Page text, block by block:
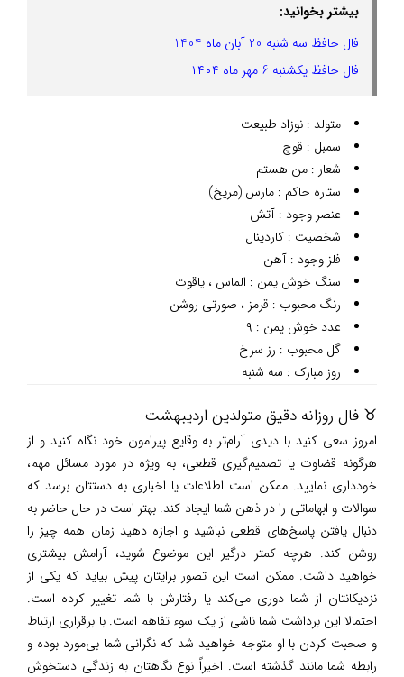
بیشتر بخوانید:
فال حافظ سه شنبه 20 آبان ماه 1404
فال حافظ یکشنبه 6 مهر ماه ۱۴۰۴
متولد : نوزاد طبیعت
سمبل : قوچ
شعار : من هستم
ستاره حاکم : مارس (مریخ)
عنصر وجود : آتش
شخصیت : کاردینال
فلز وجود : آهن
سنگ خوش یمن : الماس ، یاقوت
رنگ محبوب : قرمز ، صورتی روشن
عدد خوش یمن : ۹
گل محبوب : رز سرخ
روز مبارک : سه شنبه
♉ فال روزانه دقیق متولدین اردیبهشت
امروز سعی کنید با دیدی آرام‌تر به وقایع پیرامون خود نگاه کنید و از
هرگونه قضاوت یا تصمیم‌گیری قطعی، به ویژه در مورد مسائل مهم،
خودداری نمایید. ممکن است اطلاعات یا اخباری به دستتان برسد که
سوالات و ابهاماتی را در ذهن شما ایجاد کند. بهتر است در حال حاضر به
دنبال یافتن پاسخ‌های قطعی نباشید و اجازه دهید زمان همه چیز را
روشن کند. هرچه کمتر درگیر این موضوع شوید، آرامش بیشتری
خواهید داشت. ممکن است این تصور برایتان پیش بیاید که یکی از
نزدیکانتان از شما دوری می‌کند یا رفتارش با شما تغییر کرده است.
احتمالا این برداشت شما ناشی از یک سوء تفاهم است. با برقراری ارتباط
و صحبت کردن با او متوجه خواهید شد که نگرانی شما بی‌مورد بوده و
رابطه شما مانند گذشته است. اخیراً نوع نگاهتان به زندگی دستخوش